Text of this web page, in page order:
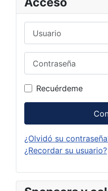
Recuérdeme
¿Olvidó su
¿Recordar su usuario?